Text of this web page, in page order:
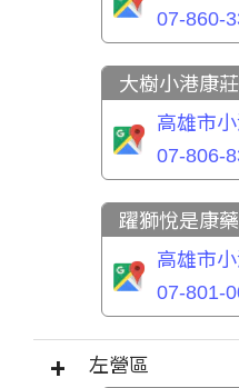
07-860-
大樹小港康
高雄市
07-806-
躍獅悅是康
高雄市
07-801-
左營區